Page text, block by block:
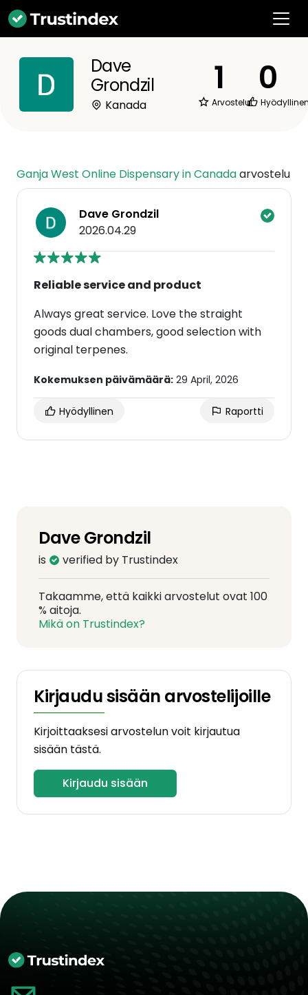
Dave
Grondzil
Kanada
1
Arvostelut
0
Ganja West Online Dispensary in Canadaarvostelu
Dave Grondzil
2026.04.29
Reliable service and product
Always great service. Love the straight
goods dual chambers, good selection with
original terpenes.
Kokemuksen päivämäärä: 29 April, 2026
Hyödyllinen Raportti
Dave Grondzil
is verified by Trustindex
Takaamme, että kaikki arvostelut ovat 100
% aitoja.
Mikä on Trustindex?
Kirjaudu sisään arvostelijoille
Kirjoittaaksesi arvostelun voit kirjautua
sisään tästä.
Kirjaudu sisään